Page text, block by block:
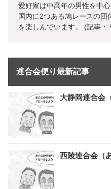
愛好家は中高年の男性を中
国内に2つある鳩レースの団
を楽しんでいます。 (記事・
連合会便り最新記事
大静岡連合会
西陵連合会（